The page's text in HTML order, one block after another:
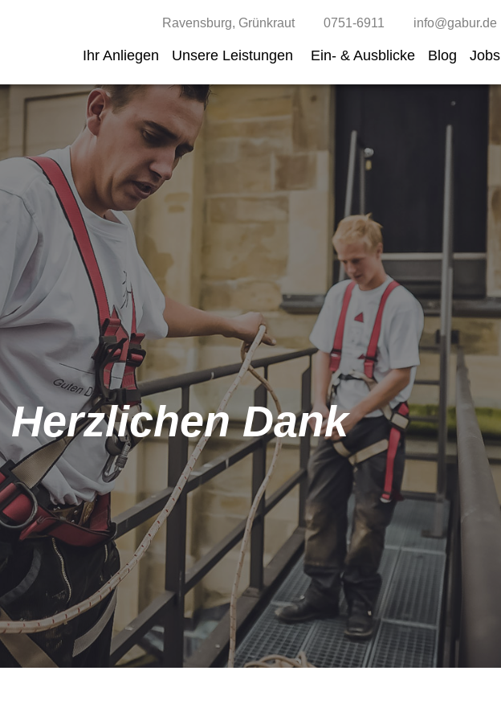
Ravensburg, Grünkraut 0751-6911 info@gabur.de
Ihr Anliegen Unsere Leistungen Ein- & Ausblicke Blog Jobs
Herzlichen Dank
Unsere Leistungen
Hausbesitzer
Hausverwaltung
Gewerbekunden
Kommunen & Bauträger